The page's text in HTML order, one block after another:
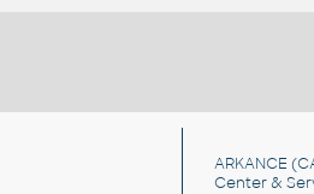
ARKANCE
Center &